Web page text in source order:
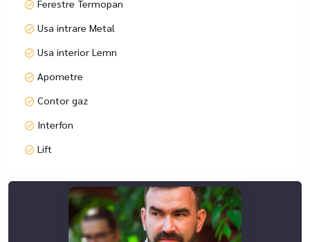
Romimo_1731329825
Ferestre Termopan
Usa intrare Metal
Usa interior Lemn
Apometre
Contor gaz
Interfon
Lift